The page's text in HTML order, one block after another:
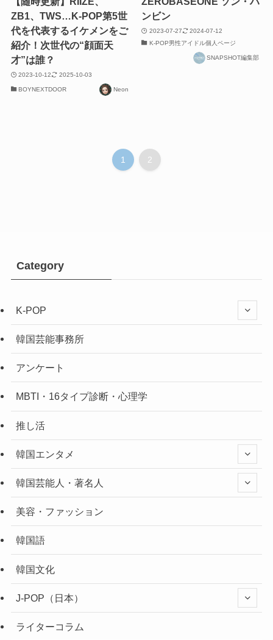
ZB1、TWS…K-POP第5世
代を代表するイケメンをご
紹介！次世代の“顔面天
才”は誰？
2023-10-12 2025-10-03
BOYNEXTDOOR Neon
ンビン
2023-07-27
2024-07-12
K-POP男性アイドル個人ページ
SNAPSHOT編集部
1 2
Category
K-POP
韓国芸能事務所
アンケート
MBTI・16タイプ診断・心理学
推し活
韓国エンタメ
韓国芸能人・著名人
美容・ファッション
韓国語
韓国文化
J-POP（日本）
ライターコラム